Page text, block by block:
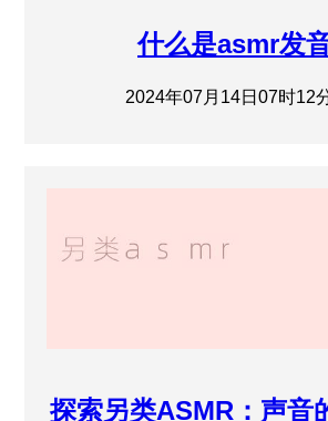
什么是asmr发
2024年07月14日07时12
探索另类ASMR：声音